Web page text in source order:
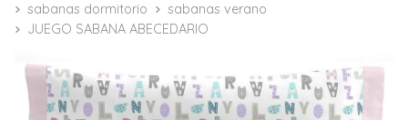
sabanas dormitorio
sabanas verano
JUEGO SABANA ABECEDARIO